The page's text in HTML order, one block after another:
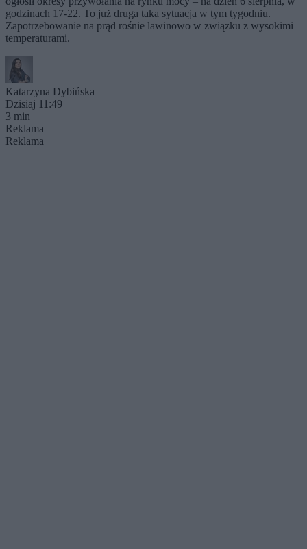
godzinach 17-22. To już druga taka sytuacja w tym tygodniu.
Zapotrzebowanie na prąd rośnie lawinowo w związku z wysokimi
temperaturami.
Katarzyna Dybińska
Dzisiaj 11:49
3 min
Reklama
Reklama